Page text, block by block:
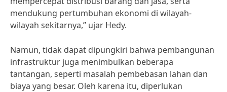
mendukung pertumbuhan ekonomi di wilayah-
wilayah sekitarnya,” ujar Hedy.
Namun, tidak dapat dipungkiri bahwa pembangunan
infrastruktur juga menimbulkan beberapa
tantangan, seperti masalah pembebasan lahan dan
biaya yang besar. Oleh karena itu, diperlukan